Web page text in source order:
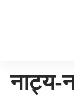
नाट्य-